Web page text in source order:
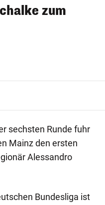
zum
sechsten Runde fuhr
Mainz den ersten
Alessandro
Bundesliga ist